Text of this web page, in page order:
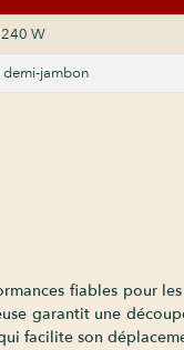
W
demi-jambon
fiables pour
garantit une
facilite son